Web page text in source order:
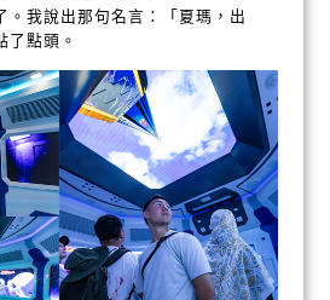
。我說出那句名言：「夏瑪，出
了點頭。